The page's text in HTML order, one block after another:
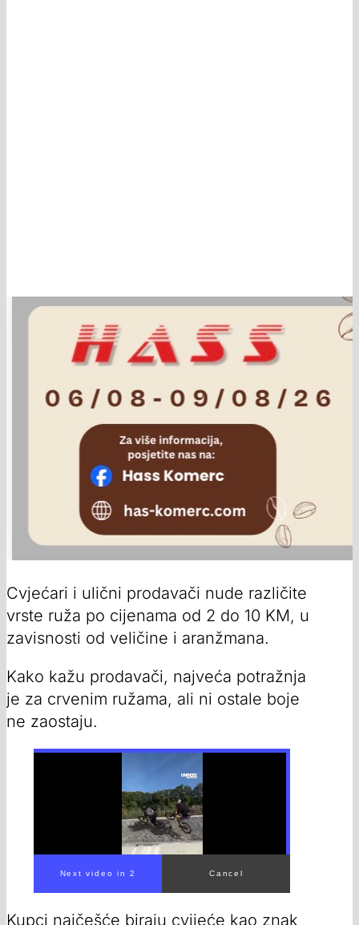
Cvjećari i ulični prodavači nude različite
vrste ruža po cijenama od 2 do 10 KM, u
zavisnosti od veličine i aranžmana.
Kako kažu prodavači, najveća potražnja
je za crvenim ružama, ali ni ostale boje
ne zaostaju.
Kupci najčešće biraju cvijeće kao znak